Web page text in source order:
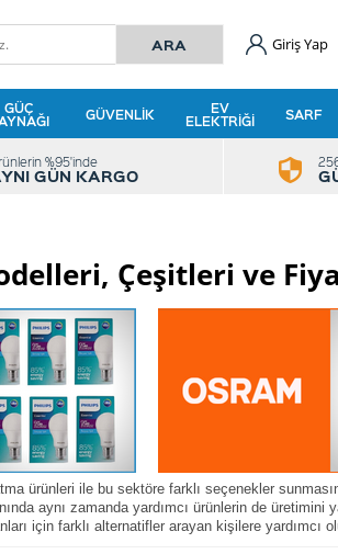
Giriş Yap
GÜÇ GÜVENLIK EV
ELEKTRIĞI SARF
%95'inde
GÜN KARGO
Çeşitleri ve
ürünleri ile bu sektöre farklı seçenekler
aynı zamanda yardımcı ürünlerin de üretimini
için farklı alternatifler arayan kişilere yardımcı